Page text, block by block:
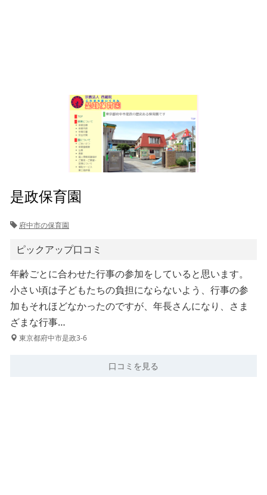
是政保育園
府中市の保育園
ピックアップ口コミ
年齢ごとに合わせた行事の参加をしていると思います。
小さい頃は子どもたちの負担にならないよう、行事の参
加もそれほどなかったのですが、年長さんになり、さま
ざまな行事…
東京都府中市是政3-6
口コミを見る